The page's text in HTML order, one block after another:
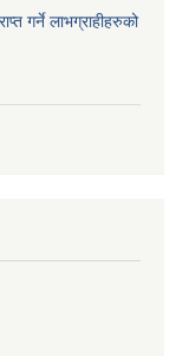
गर्ने लाभग्राहीहरुको